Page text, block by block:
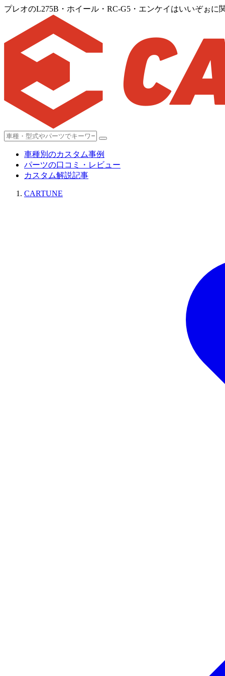
プレオのL275B・ホイール・RC-G5・エンケイはいいぞぉに
車種別のカスタム事例
パーツの口コミ・レビュー
カスタム解説記事
CARTUNE